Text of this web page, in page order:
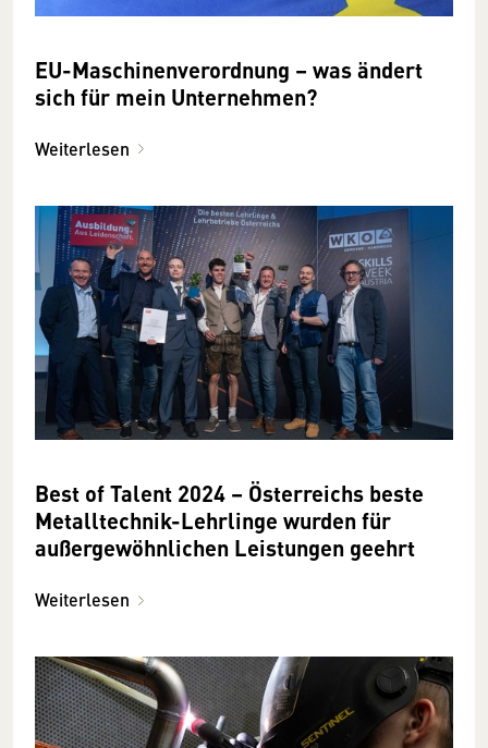
EU-Maschinen­verordnung – was ändert
sich für mein Unternehmen?
Weiterlesen
Best of Talent 2024 – Österreichs beste
Metalltechnik-Lehrlinge wurden für
außergewöhnlichen Leistungen geehrt
Weiterlesen